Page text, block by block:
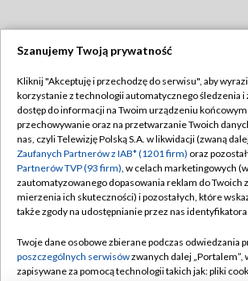
TVP
Abonament TVP
Emisja w TVP
Centrum informacji TVP
Naziemna Telewizja Cyfrowa
Rada Programowa
Regulamin TVP
Polityka prywatności
Moje zgody
Pomoc
Kontakt
Szanujemy Twoją prywatność
Kliknij "Akceptuję i przechodzę do serwisu", aby
korzystanie z technologii automatycznego śledzenia i
dostęp do informacji na Twoim urządzeniu końcowym
przechowywanie oraz na przetwarzanie Twoich
nas, czyli Telewizję Polską S.A. w likwidacji (zwaną
Zaufanych Partnerów z IAB* (1201 firm) oraz
Partnerów TVP (93 firm), w celach marketingowych
zautomatyzowanego dopasowania reklam do Twoich
mierzenia ich skuteczności) i pozostałych, które
także zgody na udostępnianie przez nas identyfikatora
Twoje dane osobowe zbierane podczas odwiedzania
poszczególnych serwisówzwanych dalej
zapisywane za pomocą technologii takich jak: pliki